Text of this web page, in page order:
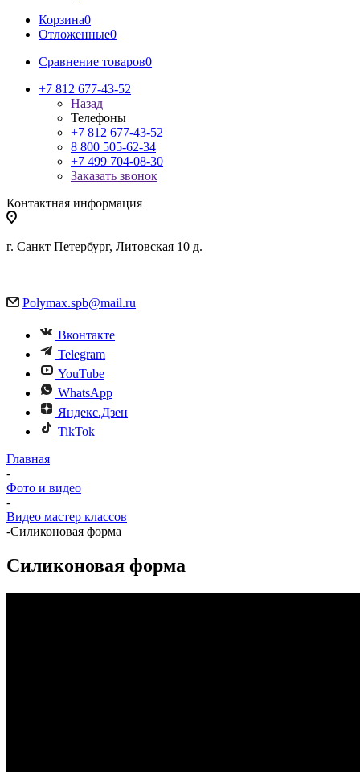
Корзина0
Отложенные0
Сравнение товаров0
+7 812 677-43-52
Назад
Телефоны
+7 812 677-43-52
8 800 505-62-34
+7 499 704-08-30
Заказать звонок
Контактная информация
г. Санкт Петербург, Литовская 10 д.
Polymax.spb@mail.ru
Вконтакте
Telegram
YouTube
WhatsApp
Яндекс.Дзен
TikTok
Главная
-
Фото и видео
-
Видео мастер классов
-Силиконовая форма
Силиконовая форма